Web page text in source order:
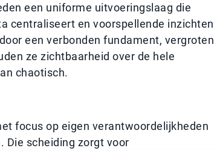
een uniforme uitvoeringslaag die
centraliseert en voorspellende inzichten
een verbonden fundament, vergroten
ze zichtbaarheid over de hele
chaotisch.
focus op eigen verantwoordelijkheden
Die scheiding zorgt voor